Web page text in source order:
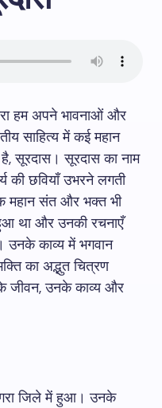
हम अपने भावनाओं और
साहित्य में कई महान
सूरदास। सूरदास का नाम
की छवियाँ उभरने लगती
महान संत और भक्त भी
था और उनकी रचनाएँ
उनके काव्य में भगवान
का अद्भुत चित्रण
जीवन, उनके काव्य और
जिले में हुआ। उनके